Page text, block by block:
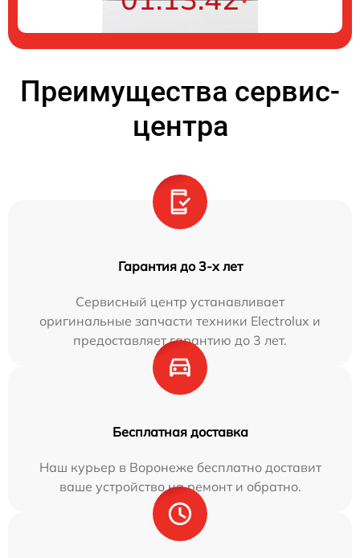
Преимущества сервис-
центра
Гарантия до 3-х лет
Сервисный центр устанавливает
оригинальные запчасти техники Electrolux и
предоставляет гарантию до 3 лет.
Бесплатная доставка
Наш курьер в Воронеже бесплатно доставит
ваше устройство на ремонт и обратно.